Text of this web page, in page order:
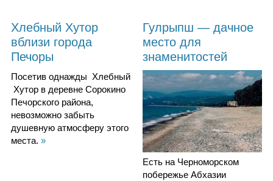
Хлебный Хутор
вблизи города
Печоры
Посетив однажды Хлебный
Хутор в деревне Сорокино
Печорского района,
невозможно забыть
душевную атмосферу этого
места. »
Гулрыпш — дачное
место для
знаменитостей
Есть на Черноморском
побережье Абхазии